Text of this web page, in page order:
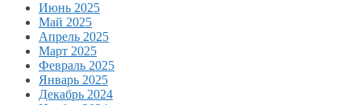
Июнь 2025
Май 2025
Апрель 2025
Март 2025
Февраль 2025
Январь 2025
Декабрь 2024